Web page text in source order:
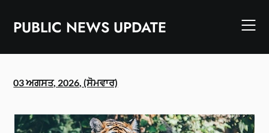
contentPUBLIC NEWS UPDATE
03 ਅਗਸਤ, 2026, (ਸੋਮਵਾਰ)